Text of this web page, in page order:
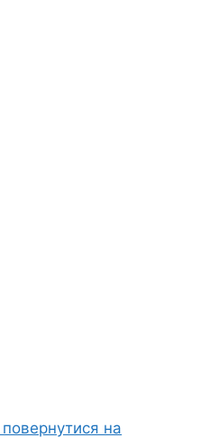
на